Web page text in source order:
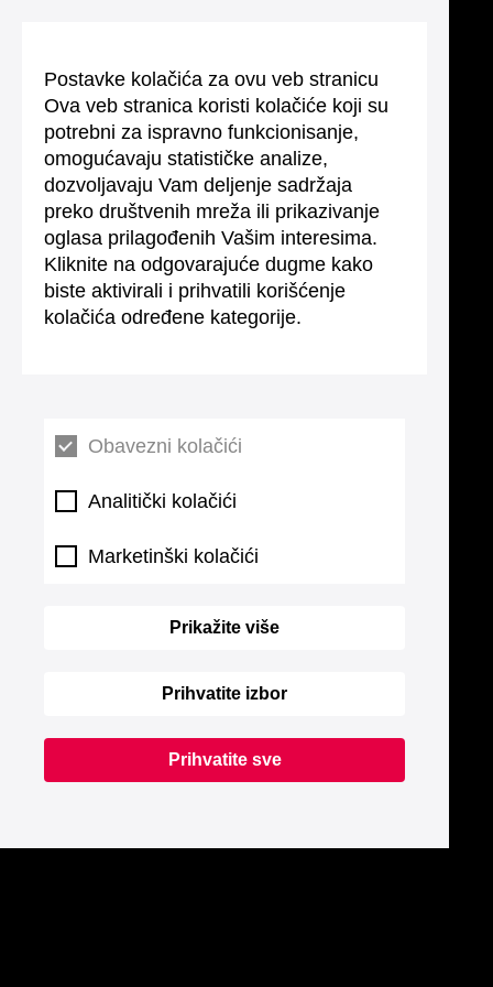
Postavke kolačića za ovu veb stranicu
Ova veb stranica koristi kolačiće koji su
potrebni za ispravno funkcionisanje,
omogućavaju statističke analize,
dozvoljavaju Vam deljenje sadržaja
preko društvenih mreža ili prikazivanje
oglasa prilagođenih Vašim interesima.
Kliknite na odgovarajuće dugme kako
biste aktivirali i prihvatili korišćenje
kolačića određene kategorije.
Obavezni kolačići
Analitički kolačići
Marketinški kolačići
Prikažite više
Prihvatite izbor
Prihvatite sve